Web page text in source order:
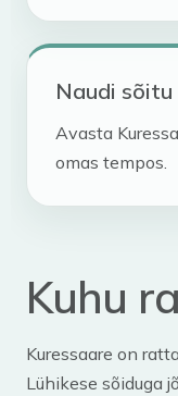
Naudi sõitu
Avasta
omas tempos.
Kuhu
Kuressaare on
Lühikese sõiduga